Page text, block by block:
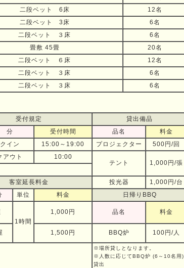
二段ベット 6床
12名
二段ベット 3床
6名
二段ベット ３床 6名
畳敷 45畳
20名
二段ベット ６床
12名
二段ベット ３床
6名
二段ベット ３床 6名
受付規定
貸出備品
分 受付時間 品名
料金
イン 15:00～19:00 プロジェクター
500円/回
アウト
10:00
テント
1,000円/張
客室延長料金 投光器
1,000円/台
単位 料金
日帰りBBQ
1時間
1,000円 品名 料金
1,500円 BBQ炉 100円/人
※場所貸しとなります。
※人数に応じてBBQ炉 (6～10名用)
貸出